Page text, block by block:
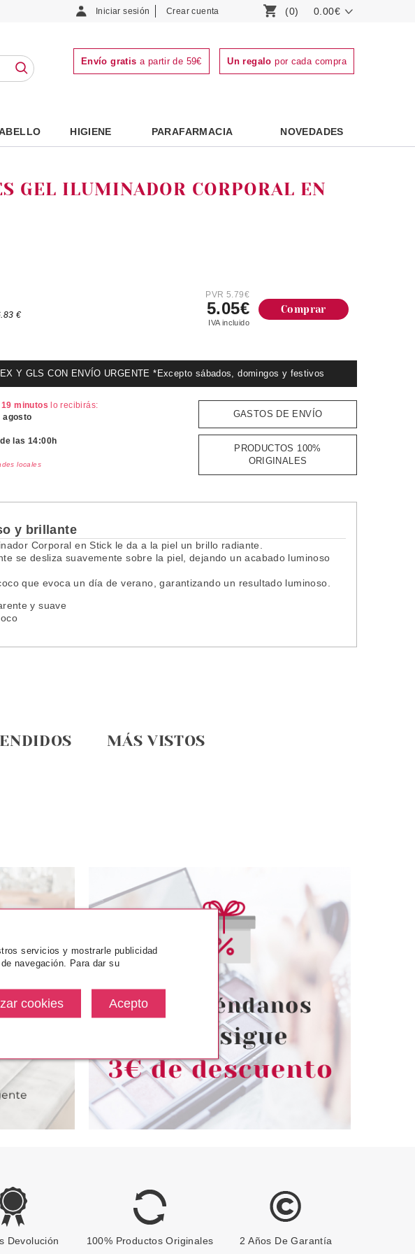
Iniciar sesión Crear cuenta (0) 0.00€
Envío gratis a partir de 59€ Un regalo por cada compra
HIGIENE PARAFARMACIA NOVEDADES
GEL ILUMINADOR CORPORAL EN
€
PVR 5.79€
5.05€
IVA incluido
Comprar
Y GLS CON ENVÍO URGENTE *Excepto sábados, domingos y festivos
minutos lo recibirás:
agosto
las 14:00h
locales
GASTOS DE ENVÍO
PRODUCTOS 100%
ORIGINALES
y brillante
Corporal en Stick le da a la piel un brillo radiante.
se desliza suavemente sobre la piel, dejando un acabado luminoso
que evoca un día de verano, garantizando un resultado luminoso.
y suave
MÁS VISTOS
CATRICE
CATRICE CORRECTOR LIQUIDO
COBERTURA 048 DESERT
BEIGE
Pvr 3.99€ desde
2.70€
CATRICE FINDING DORY
BROCHA PARA COLORETE
Pvr 6.99€
-13%
desde
Devolución 100% Productos Originales 2 Años De Garantía
servicios y mostrarle publicidad
navegación. Para dar su